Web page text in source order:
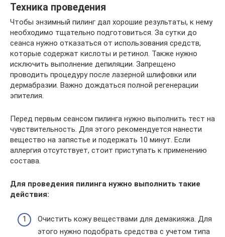
Техника проведения
Чтобы энзимный пилинг дал хорошие результаты, к нему
необходимо тщательно подготовиться. За сутки до
сеанса нужно отказаться от использования средств,
которые содержат кислоты и ретинол. Также нужно
исключить выполнение депиляции. Запрещено
проводить процедуру после лазерной шлифовки или
дермабразии. Важно дождаться полной регенерации
эпителия.
Перед первым сеансом пилинга нужно выполнить тест на
чувствительность. Для этого рекомендуется нанести
вещество на запястье и подержать 10 минут. Если
аллергия отсутствует, стоит приступать к применению
состава.
Для проведения пилинга нужно выполнить такие
действия:
Очистить кожу веществами для демакияжа. Для
этого нужно подобрать средства с учетом типа